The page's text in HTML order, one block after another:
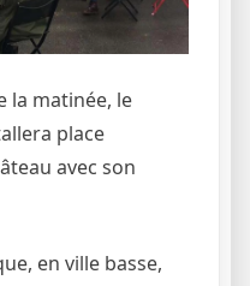
la matinée, le
place
avec son
en ville basse,